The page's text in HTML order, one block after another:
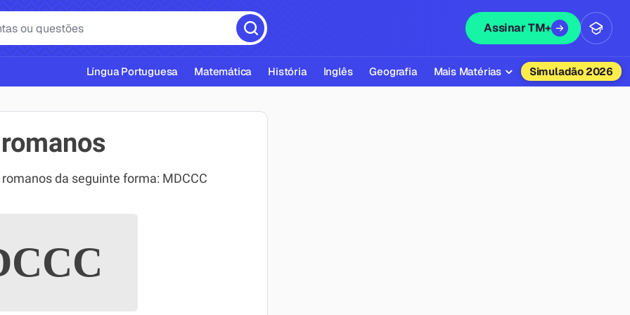
Assinar TM+
ABNT
Língua Portuguesa Matemática História Inglês Geografia Mais Matérias Simuladão 2026
da seguinte forma: MDCCC